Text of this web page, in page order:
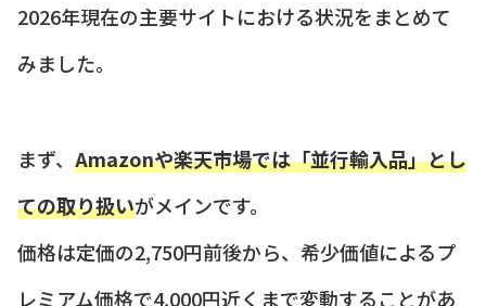
2026年現在の主要サイトにおける状況をまとめて
みました。
まず、 Amazonや楽天市場では「並行輸入品」とし
ての取り扱いがメインです。
価格は定価の2,750円前後から、希少価値によるプ
レミアム価格で4,000円近くまで変動することがあ